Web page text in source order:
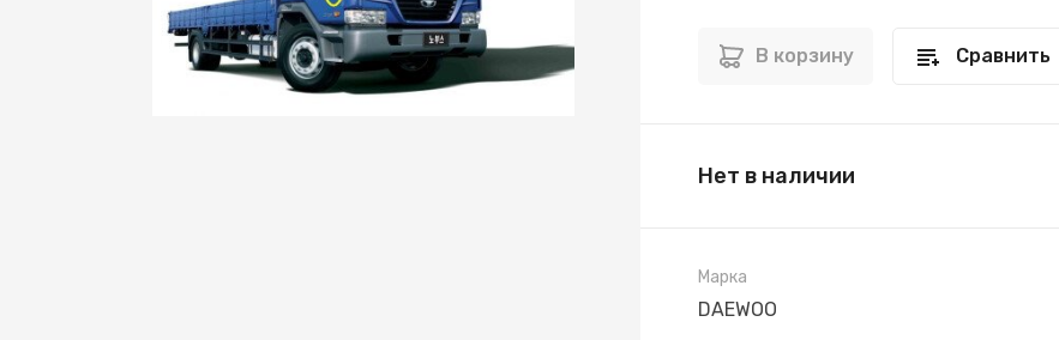
В корзину Сравнить
Нет в наличии
Марка
DAEWOO